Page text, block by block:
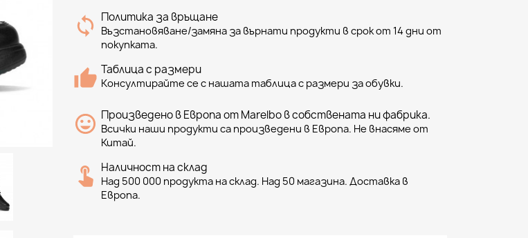
Политика за връщане
Възстановяване/замяна за върнати продукти в срок от 14 дни от
покупката.
Таблица с размери
Консултирайте се с нашата таблица с размери за обувки.
Произведено в Европа от Marelbo в собствената ни фабрика.
Всички наши продукти са произведени в Европа. Не внасяме от
Китай.
Наличност на склад
Над 500 000 продукта на склад. Над 50 магазина. Доставка в
Европа.